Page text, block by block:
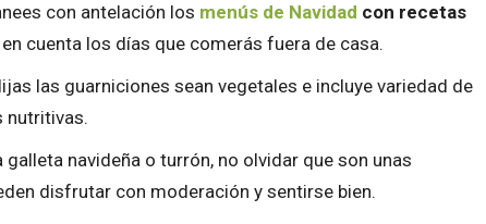
con antelación los menús de Navidad con recetas
cuenta los días que comerás fuera de casa.
las guarniciones sean vegetales e incluye variedad de
nutritivas.
navideña o turrón, no olvidar que son unas
disfrutar con moderación y sentirse bien.